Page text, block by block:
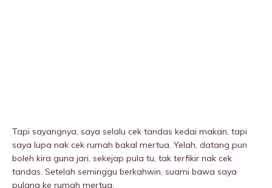
Tapi sayangnya, saya selalu cek tandas kedai makan, tapi
saya lupa nak cek rumah bakal mertua. Yelah, datang pun
boleh kira guna jari, sekejap pula tu, tak terfikir nak cek
tandas. Setelah seminggu berkahwin, suami bawa saya
pulang ke rumah mertua.